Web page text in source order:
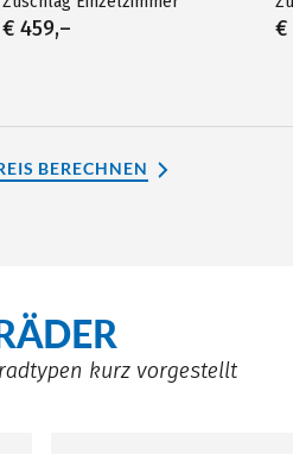
€ 459,– €
BERECHNEN
kurz vorgestellt